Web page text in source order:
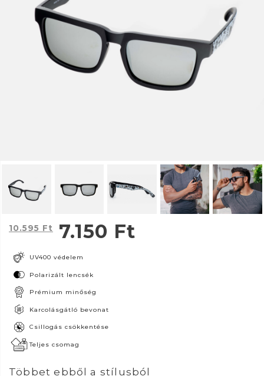
10.595 Ft 7.150 Ft
UV400 védelem
Polarizált lencsék
Prémium minőség
Karcolásgátló bevonat
Csillogás csökkentése
Teljes csomag
Többet ebből a stílusból